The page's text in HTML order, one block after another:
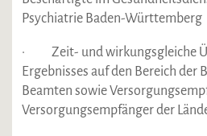
Psychiatrie Baden-Württemberg
· Zeit- und wirkungsgleiche
Ergebnisses auf den Bereich der
Beamten sowie
Versorgungsempfänger der